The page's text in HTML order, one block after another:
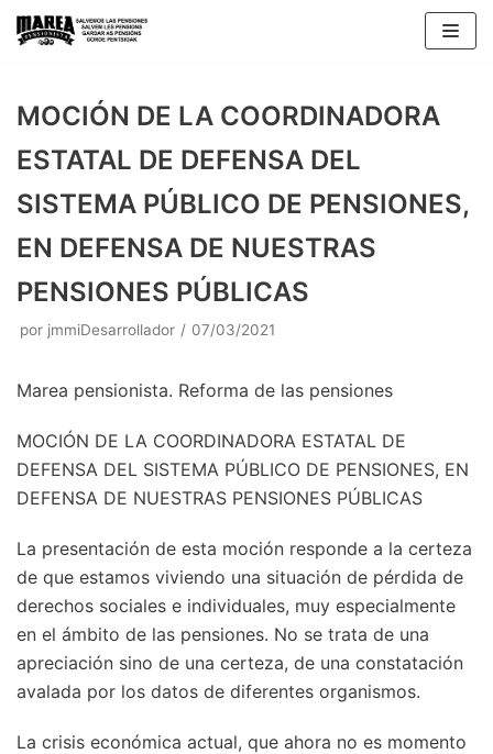
Saltar
MOCIÓN DE LA COORDINADORA
ESTATAL DE DEFENSA DEL
SISTEMA PÚBLICO DE PENSIONES,
EN DEFENSA DE NUESTRAS
PENSIONES PÚBLICAS
por jmmiDesarrollador 07/03/2021
Marea pensionista. Reforma de las pensiones
MOCIÓN DE LA COORDINADORA ESTATAL DE
DEFENSA DEL SISTEMA PÚBLICO DE PENSIONES, EN
DEFENSA DE NUESTRAS PENSIONES PÚBLICAS
La presentación de esta moción responde a la certeza
de que estamos viviendo una situación de pérdida de
derechos sociales e individuales, muy especialmente
en el ámbito de las pensiones. No se trata de una
apreciación sino de una certeza, de una constatación
avalada por los datos de diferentes organismos.
La crisis económica actual, que ahora no es momento